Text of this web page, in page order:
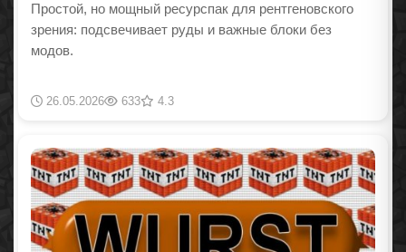
Простой, но мощный ресурспак для рентгеновского
зрения: подсвечивает руды и важные блоки без
модов.
26.05.2026 633 4.3